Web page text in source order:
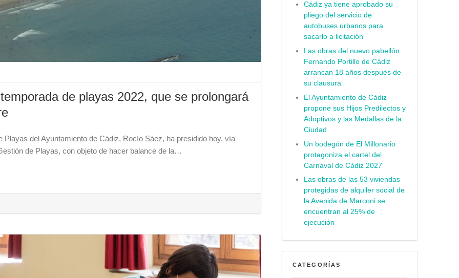
de playas 2022, que se prolongará
Playas del Ayuntamiento de Cádiz, Rocío Sáez, ha presidido hoy, vía
de Playas, con objeto de hacer balance de la…
Cádiz ya tiene aprobado su
pliego del servicio de
autobuses urbanos para
sacarlo a licitación
Las obras del nuevo pabellón
Fernando Portillo de Cádiz
arrancan 18 años después de
su clausura
El Ayuntamiento de Cádiz
propone sus Hijos Predilectos y
Adoptivos y las Medallas de la
Ciudad
Un bodegón de El Millonario
protagoniza el cartel del
Carnaval de Cádiz 2027
Las obras de las 53 viviendas
protegidas de alquiler social de
la Avenida de Marconi se
encuentran al 25% de
ejecución
CATEGORÍAS